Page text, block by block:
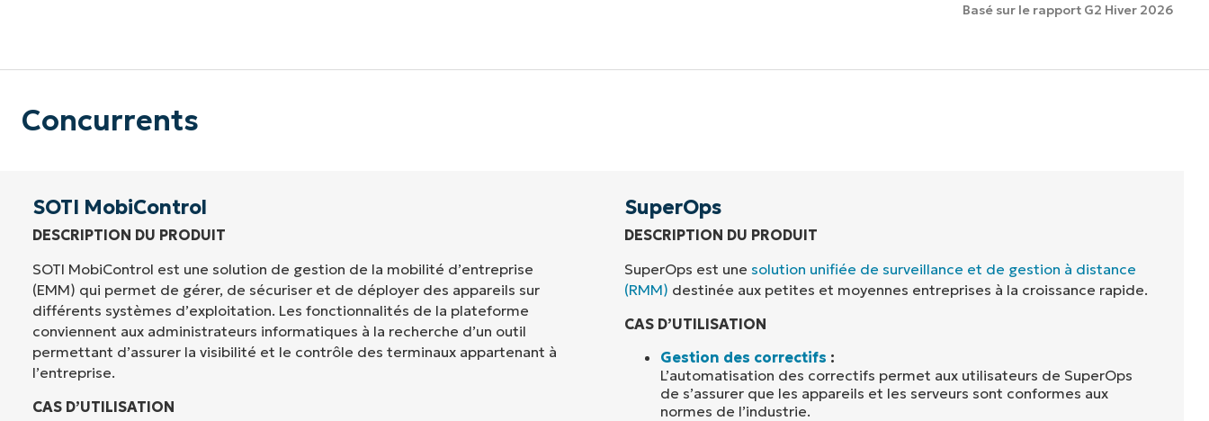
Basé sur le rapport G2 Hiver 2026
Concurrents
SOTI MobiControl
DESCRIPTION DU PRODUIT
SOTI MobiControl est une solution de gestion de la mobilité d’entreprise
(EMM) qui permet de gérer, de sécuriser et de déployer des appareils sur
différents systèmes d’exploitation. Les fonctionnalités de la plateforme
conviennent aux administrateurs informatiques à la recherche d’un outil
permettant d’assurer la visibilité et le contrôle des terminaux appartenant à
l’entreprise.
CAS D’UTILISATION
SuperOps
DESCRIPTION DU PRODUIT
SuperOps est une solution unifiée de surveillance et de gestion à distance
(RMM) destinée aux petites et moyennes entreprises à la croissance rapide.
CAS D’UTILISATION
Gestion des correctifs :
L’automatisation des correctifs permet aux utilisateurs de SuperOps
de s’assurer que les appareils et les serveurs sont conformes aux
normes de l’industrie.